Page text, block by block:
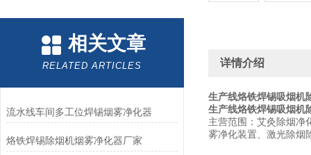
相关文章
RELATED ARTICLES
流水线车间多工位焊锡烟雾净化器
烙铁焊锡除烟机烟雾净化器厂家
详情介绍
生产线烙铁焊锡吸烟机
生产线烙铁焊锡吸烟机
主营范围：艾灸除烟净
雾净化装置、激光除烟